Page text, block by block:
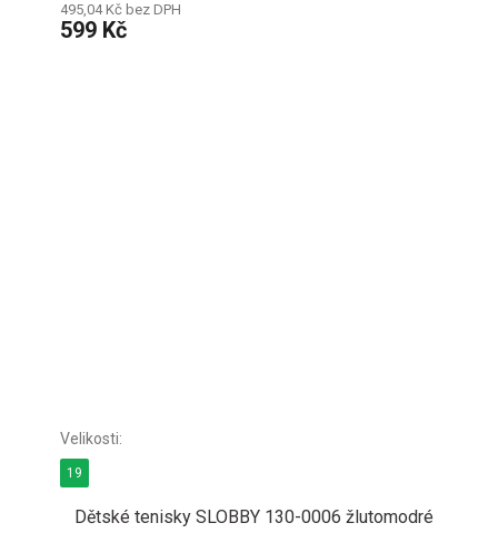
495,04 Kč bez DPH
599 Kč
Dětské tenisky SLOBBY 130-0006 žlutomodré
19